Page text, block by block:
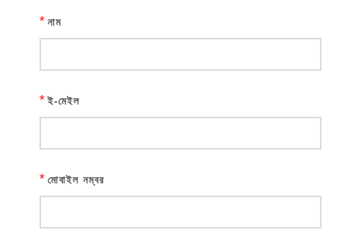
* নাম
* ই-মেইল
* মোবাইল নম্বর